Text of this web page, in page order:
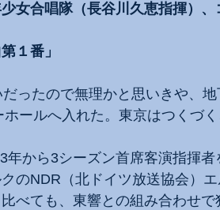
女合唱隊（長谷川久恵指揮）、
１番」
ったので無理かと思いきや、
ールへ入れた。東京はつくづく
から3シーズン首席客演指揮
のNDR（北ドイツ放送協会）
べても、東響との組み合わせ